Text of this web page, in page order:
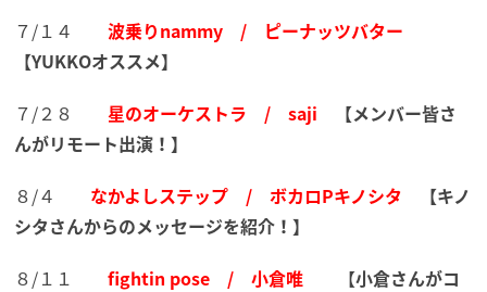
７/１４
波乗りnammy / ピーナッツバター
【YUKKOオススメ】
７/２８
星のオーケストラ / saji
【メンバー皆さ
んがリモート出演！】
８/４
なかよしステップ / ボカロPキノシタ
【キノ
シタさんからのメッセージを紹介！】
８/１１
fightin pose / 小倉唯 【小倉さんがコ